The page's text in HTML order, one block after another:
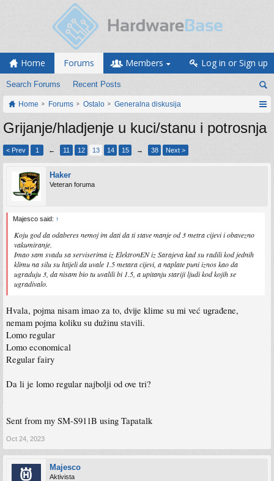
Home Forums
Search Forums Recent Posts
Members Log in or Sign up
Home Forums Ostalo Generalna diskusija
Grijanje/hladjenje u kuci/stanu i potrosnja
< Prev 1 ← 11 12 13 14 15 → 38 Next >
Haker
Veteran foruma
Majesco said: ↑
Koju god da odaberes nemoj im dati da ti stave manje od 3 metra cijevi i obavezno
vakumiranje.
Imao sam svadu sa serviserima iz ElektronEN iz Sarajeva kad su radili kod jednih
klimu na silu su htijeli da uvale 1.5 metara cijevi, a naplate puni iznos kao da
ugraduju 3, da nisam bio tu uvalili bi 1.5, a upitanju stariji ljudi kod kojih se
ugradivalo.
Hvala, pojma nisam imao za to, dvije klime su mi već ugrađene,
nemam pojma koliku su dužinu stavili.
Lomo regular
Lomo economical
Regular fairy
Da li je lomo regular najbolji od ove tri?
Sent from my SM-S911B using Tapatalk
Oct 24, 2023
Majesco
Aktivista